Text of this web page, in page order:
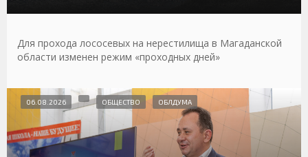
Для прохода лососевых на нерестилища в Магаданской
области изменен режим «проходных дней»
06.08.2026 ОБЩЕСТВО ОБЛДУМА